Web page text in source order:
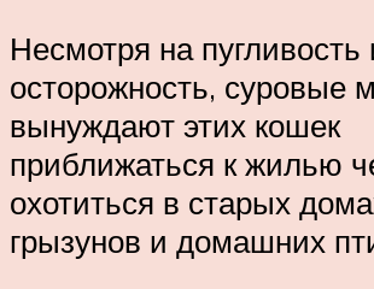
Несмотря на пугливость
осторожность, суровые
вынуждают этих кошек
приближаться к жилью
охотиться в старых
грызунов и домашних